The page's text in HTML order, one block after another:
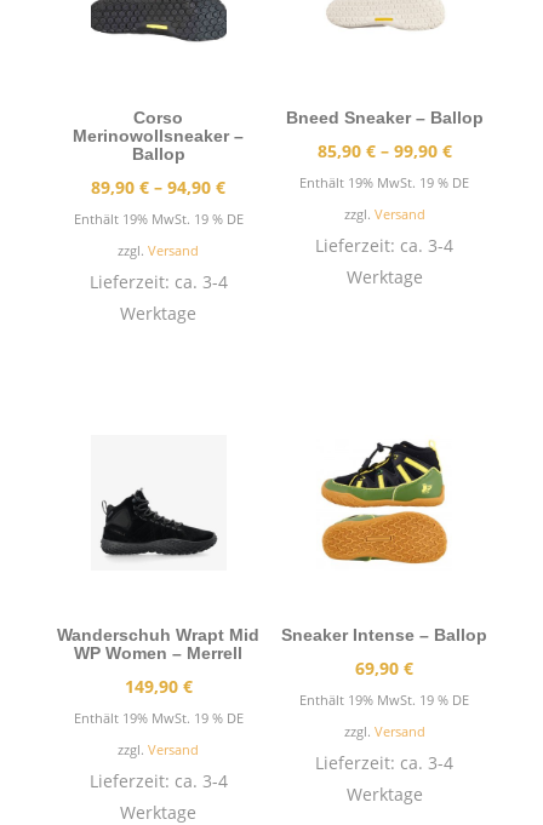
Corso
Merinowollsneaker –
Ballop
89,90€ –94,90€Preisspanne:
89,90 €
94,90 €
Enthält 19% MwSt. 19 % DE
zzgl.Versand
Lieferzeit: ca. 3-4
Werktage
Bneed Sneaker – Ballop
85,90 € – 99,90 €
85,90 €
99,90 €
Enthält 19% MwSt. 19 % DE
zzgl. Versand
Lieferzeit: ca. 3-4
Werktage
Wanderschuh Wrapt Mid
WP Women – Merrell
149,90 €
Enthält 19% MwSt. 19 % DE
zzgl.Versand
Lieferzeit: ca. 3-4
Werktage
Sneaker Intense – Ballop
69,90€
Enthält 19% MwSt. 19 % DE
zzgl. Versand
Lieferzeit: ca. 3-4
Werktage